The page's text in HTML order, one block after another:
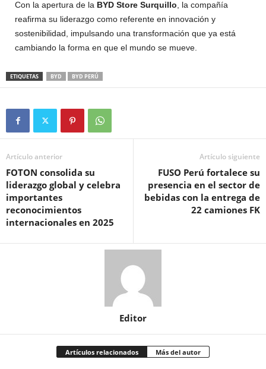
Con la apertura de la BYD Store Surquillo, la compañía
reafirma su liderazgo como referente en innovación y
sostenibilidad, impulsando una transformación que ya está
cambiando la forma en que el mundo se mueve.
ETIQUETAS BYD BYD PERÚ
Artículo anterior
FOTON consolida su
liderazgo global y celebra
importantes
reconocimientos
internacionales en 2025
Artículo siguiente
FUSO Perú fortalece su
presencia en el sector de
bebidas con la entrega de
22 camiones FK
Editor
Artículos relacionados Más del autor